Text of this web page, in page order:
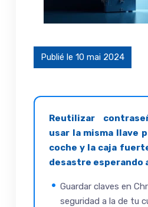
Publié le 10 mai 2024
Reutilizar
usar la misma llave
coche y la caja
desastre esperando
Guardar claves en
seguridad a la de tu